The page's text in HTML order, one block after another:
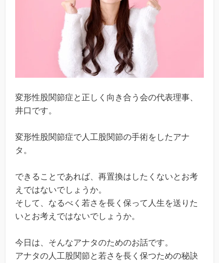
変形性股関節症と正しく向き合う会の代表理事、
井口です。
変形性股関節症で人工股関節の手術をしたアナ
タ。
できることであれば、再置換はしたくないとお考
えではないでしょうか。
そして、なるべく若さを長く保って人生を送りた
いとお考えではないでしょうか。
今日は、そんなアナタのためのお話です。
アナタの人工股関節と若さを長く保つための秘訣